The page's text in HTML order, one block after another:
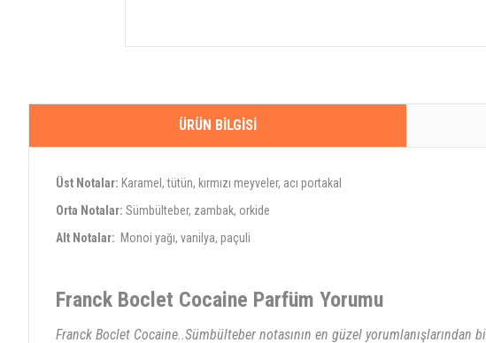
ÜRÜN BILGISI
Üst Notalar: Karamel, tütün, kırmızı meyveler, acı portakal
Orta Notalar: Sümbülteber, zambak, orkide
Alt Notalar: Monoi yağı, vanilya, paçuli
Franck Boclet Cocaine Parfüm Yorumu
Franck Boclet Cocaine..Sümbülteber notasının en güzel